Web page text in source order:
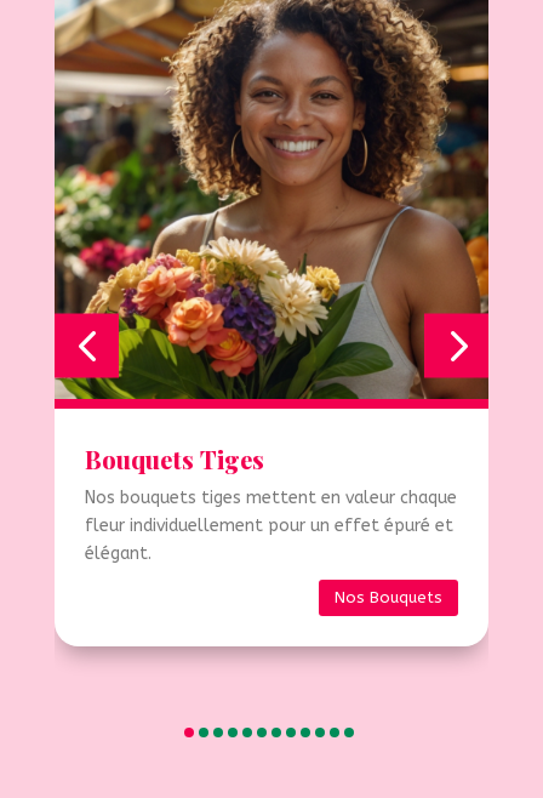
Bouquets Tiges
Nos bouquets tiges mettent en valeur chaque
fleur individuellement pour un effet épuré et
élégant.
Nos Bouquets